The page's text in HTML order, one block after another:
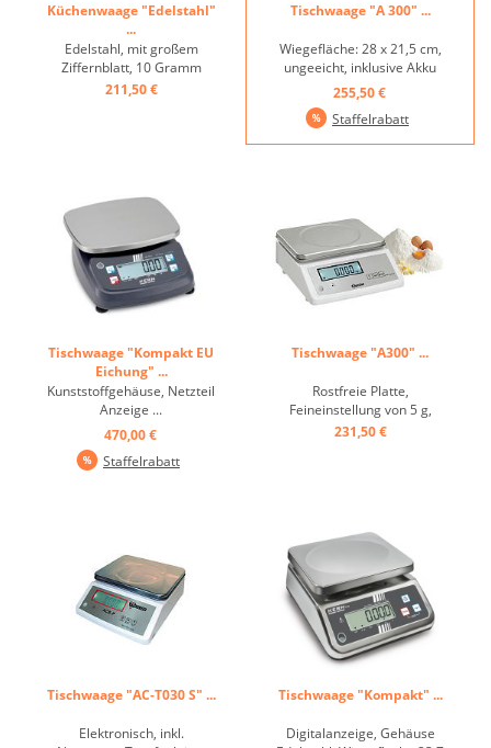
Küchenwaage "Edelstahl"
...
Edelstahl, mit großem
Ziffernblatt, 10 Gramm
Teilung ...
211,50 €
Tischwaage "A 300" ...
Wiegefläche: 28 x 21,5 cm,
ungeeicht, inklusive Akku
und Netzteil ...
255,50 €
Staffelrabatt
Tischwaage "Kompakt EU
Eichung" ...
Kunststoffgehäuse, Netzteil
Anzeige ...
470,00 €
Staffelrabatt
Tischwaage "A300" ...
Rostfreie Platte,
Feineinstellung von 5 g,
Tarieren 15 kg,
231,50 €
Tischwaage "AC-T030 S" ...
Elektronisch, inkl.
Tischwaage "Kompakt" ...
Digitalanzeige, Gehäuse